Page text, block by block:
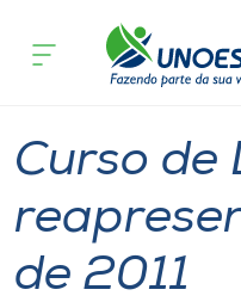
Cursos
Atendimento ao
acontece
Curso de
de 2011